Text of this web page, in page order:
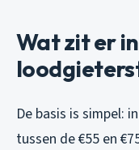
Wat zit er
De basis is simpel:
tussen de €55 en